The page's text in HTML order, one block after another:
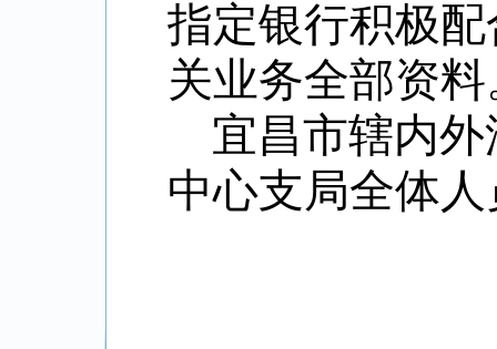
指定银行积极
关业务全部资料
宜昌市辖内
中心支局全体